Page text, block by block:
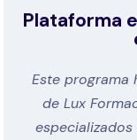
Plataforma
Este programa
de Lux